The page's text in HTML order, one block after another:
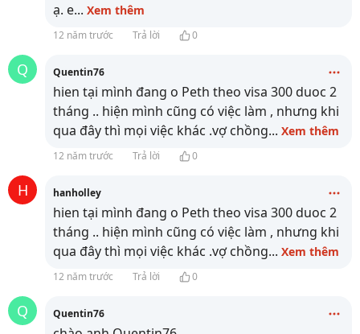
ạ. e... Xem thêm
12 năm trước Trả lời 0
Q Quentin76
hien tại mình đang o Peth theo visa 300 duoc 2
tháng .. hiện mình cũng có việc làm , nhưng khi
qua đây thì mọi việc khác .vợ chồng... Xem thêm
12 năm trước Trả lời 0
H hanholley
hien tại mình đang o Peth theo visa 300 duoc 2
tháng .. hiện mình cũng có việc làm , nhưng khi
qua đây thì mọi việc khác .vợ chồng... Xem thêm
12 năm trước Trả lời 0
Q Quentin76